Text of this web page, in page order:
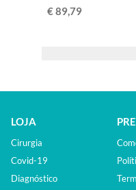
€ 89,79
LOJA
Cirurgia
Covid-19
Diagnóstico